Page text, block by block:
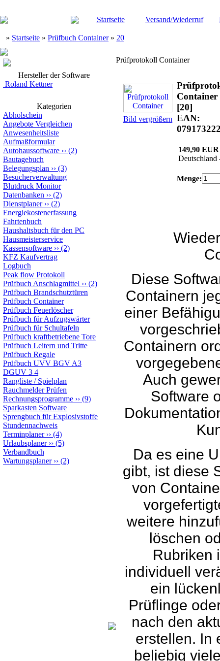
Startseite Versand/Wiederruf
» Startseite » Prüfbuch Container» 20
Hersteller der Software
Roland Kettner
Kategorien
Abholschein
Angebote Vergleichen
Anwesenheitsliste
Aufmaßformular
Autohaussoftware ›› (2)
Bautagebuch
Belegungsplan ›› (3)
Besucherverwaltung
Blutdruck Monitor
Datenbanken ›› (2)
Dienstplaner›› (2)
Energiekostenerfassung
Fahrtenbuch
Haushaltsbuch für den PC
Hausmeisterservice
Kassensoftware ›› (2)
KFZ Kaufvertrag
Logbuch
Peak flow Protokoll
Prüfbuch Anschlagmittel ›› (2)
Prüfbuch Brandschutztüren
Prüfbuch Container
Prüfbuch Feuerlöscher
Prüfbuch für Aufzugswärter
Prüfbuch für Schultafeln
Prüfbuch kraftbetriebene Tore
Prüfbuch Leitern und Tritte
Prüfbuch Regale
Prüfbuch UVV BGV A3
DGUV 3 4
Rangliste / Spielplan
Rauchmelder Prüfen
Rechnungsprogramme ›› (9)
Sparkasten Software
Sprengbuch für Explosivstoffe
Stundennachweis
Terminplaner›› (4)
Urlaubsplaner›› (5)
Verbandbuch
Wartungsplaner›› (2)
Prüfprotokoll Container
Bild vergrößern
Container
[20]
EAN:
149,90 EUR
Deutschland
Menge:
Diese
Containern
einer
Containern
Auch
Software
Da es eine
gibt, ist diese
von
weitere
löschen
Rubriken
individuell
ein
Prüflinge
nach den
erstellen. In
beliebig